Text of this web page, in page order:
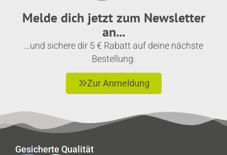
Melde dich jetzt zum Newsletter
an...
…und sichere dir 5 € Rabatt auf deine nächste
Bestellung.
Zur Anmeldung
Gesicherte Qualität